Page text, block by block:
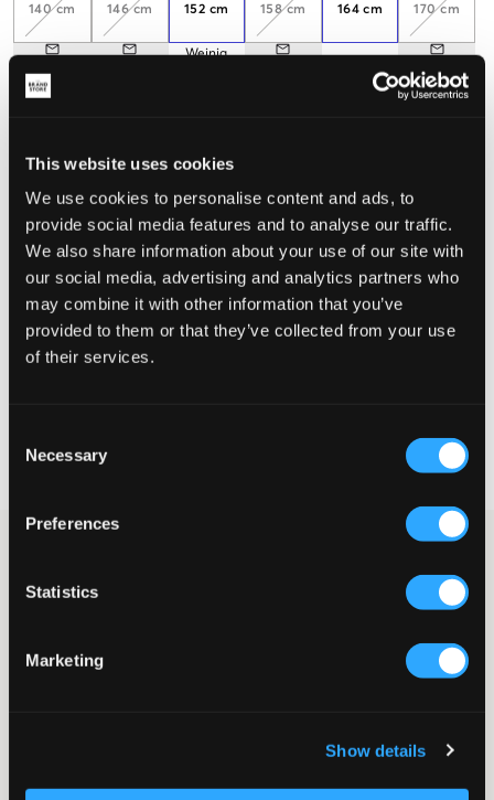
This website uses cookies
We use cookies to personalise content and ads, to
provide social media features and to analyse our traffic.
We also share information about your use of our site with
our social media, advertising and analytics partners who
may combine it with other information that you’ve
provided to them or that they’ve collected from your use
of their services.
Selection
Necessary
Preferences
Statistics
Marketing
Show details
140 cm 146 cm 152 cm
Weinig
158 cm 164 cm 170 cm
beschikbaar
De maat lijkt
Perfect Te groot
MAATTABEL
KIES EEN MAAT
Gratis verzending vanaf €69
Grijze jeans van Grunt in een vijfzakkenmodel. Deze jeans
Uiteraard hebben de jeans ook een verstelbare taille zodat ze
perfect zitten. Met discrete profilering voor een stijlvolle en
Vijfzakkenmodel